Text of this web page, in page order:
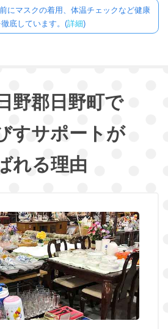
にマスクの着用、体温チェックなど健康
底しています。(詳細)
野郡日野町で
すサポートが
れる理由